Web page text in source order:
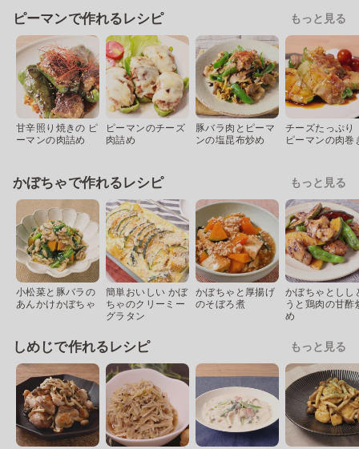
ピーマンで作れるレシピ もっと見る
甘辛照り焼きの ピ
ーマンの肉詰め
ピーマンのチーズ
肉詰め
豚バラ肉とピーマ
ンの塩昆布炒め
チーズたっぷり
ピーマンの肉巻
かぼちゃで作れるレシピ もっと見る
小松菜と豚バラの
あんかけかぼちゃ
簡単おいしい かぼ
ちゃのクリーミー
グラタン
かぼちゃと厚揚げ
のそぼろ煮
かぼちゃとしし
うと鶏肉の甘酢
め
しめじで作れるレシピ もっと見る